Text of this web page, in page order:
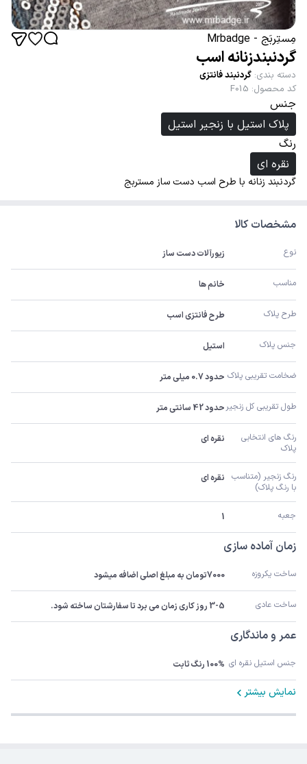
مِستِربَج - Mrbadge
گردنبندزنانه اسب
دسته بندی: گردنبند فانتزی
کد محصول:
F015
جنس
پلاک استیل با زنجیر استیل
رنگ
نقره ای
گردنبند زنانه با طرح اسب دست ساز مستربج
مشخصات کالا
نوع زیورآلات دست ساز
مناسب خانم ها
طرح پلاک طرح فانتزی اسب
جنس پلاک استیل
ضخامت تقریبی پلاک حدود 0.7 میلی متر
طول تقریبی کل زنجیر حدود 42 سانتی متر
پلاک
نقره ای
با رنگ پلاک)
نقره ای
جعبه 1
زمان آماده سازی
ساخت یکروزه 7000تومان به مبلغ اصلی اضافه میشود
ساخت عادی 3-5 روز کاری زمان می برد تا سفارشتان ساخته شود.
عمر و ماندگاری
جنس استیل نقره ای 100% رنگ ثابت
نمایش بیشتر